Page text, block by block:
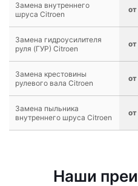
Замена внутреннего
шруса Citroen
Замена гидроусилителя
руля (ГУР) Citroen
Замена крестовины
рулевого вала Citroen
Замена пыльника
внутреннего шруса Citroen
Наши